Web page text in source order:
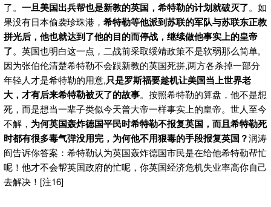
了。 一旦美国出兵帮也是新教的英国，希特勒的计划就破灭了。如
果没有日本偷袭珍珠港， 希特勒等他派到苏联的军队与苏联东正教
拼光后，他也就达到了他的目的而停战，继续做他事实上的皇帝
了。英国也明白这一点，二战前采取绥靖政策不是软弱那么简单,
因为张伯伦清楚希特勒不会跟新教的英国死拼,两方各杀掉一部分
年轻人才是希特勒的用意,只是罗斯福要趁机让美国当上世界老
大，才有后来希特勒被灭了的故事。按照希特勒的算盘，他不是想
死，而是想当一辈子类似今天普大帝一样事实上的皇帝。世人至今
不解， 为何英国轰炸德国平民时希特勒不报复英国，而且希特勒死
时都有很多毒气弹没用完，为何他不用狠毒的手段报复英国？润涛
阎告诉你答案：希特勒认为英国轰炸德国市民是在给他希特勒帮忙
呢！他才不会帮英国政府的忙呢，你英国经济危机失业率高你自己
去解决！[注16]